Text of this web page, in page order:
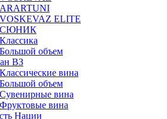
ARARTUNI
VOSKEVAZ ELITE
Классика
Большой объем
ВЗ
Классические вина
Большой объем
Сувенирные вина
Фруктовые вина
Нации